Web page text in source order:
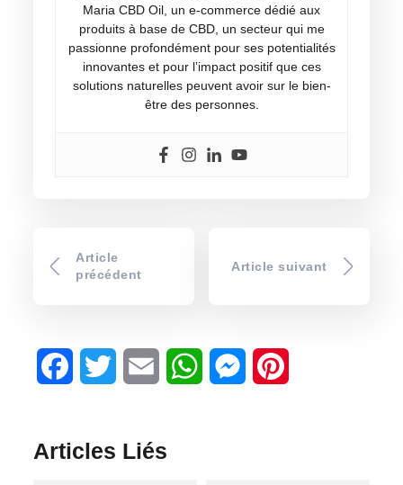
Maria CBD Oil, un e-commerce dédié aux
produits à base de CBD, un secteur qui me
passionne profondément pour ses potentialités
innovantes et pour l’impact positif que ces
solutions naturelles peuvent avoir sur le bien-
être des personnes.
Article
précédent
Article suivant
FacebookTwitter Email WhatsAppMessenger
Articles Liés